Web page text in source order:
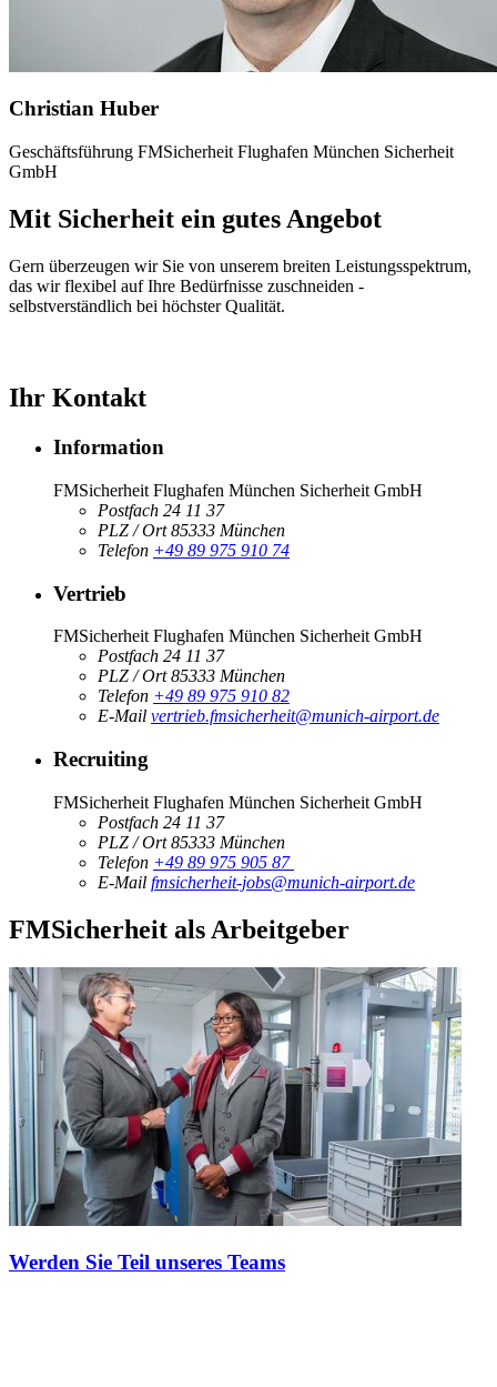
Christian Huber
Geschäftsführung FMSicherheit Flughafen München Sicherheit
GmbH
Mit Sicherheit ein gutes Angebot
Gern überzeugen wir Sie von unserem breiten Leistungsspektrum,
das wir flexibel auf Ihre Bedürfnisse zuschneiden -
selbstverständlich bei höchster Qualität.
Ihr Kontakt
Information
FMSicherheit Flughafen München Sicherheit GmbH
Postfach 24 11 37
PLZ / Ort 85333 München
Telefon +49 89 975 910 74
Vertrieb
FMSicherheit Flughafen München Sicherheit GmbH
Postfach 24 11 37
PLZ / Ort 85333 München
Telefon +49 89 975 910 82
E-Mail vertrieb.fmsicherheit@munich-airport.de
Recruiting
FMSicherheit Flughafen München Sicherheit GmbH
Postfach 24 11 37
PLZ / Ort 85333 München
Telefon +49 89 975 905 87
E-Mail fmsicherheit-jobs@munich-airport.de
FMSicherheit als Arbeitgeber
Werden Sie Teil unseres Teams